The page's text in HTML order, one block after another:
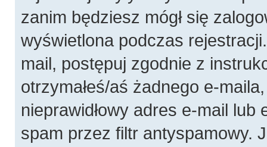
zanim będziesz mógł się
wyświetlona podczas
mail, postępuj zgodnie z
otrzymałeś/aś żadnego e-
nieprawidłowy adres e-mail lub
spam przez filtr antyspamowy.